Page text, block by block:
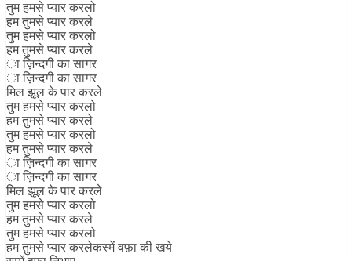
तुम हमसे प्यार करलो
हम तुमसे प्यार करले
तुम हमसे प्यार करलो
हम तुमसे प्यार करले
ा ज़िन्दगी का सागर
ा ज़िन्दगी का सागर
मिल झूल के पार करले
तुम हमसे प्यार करलो
हम तुमसे प्यार करले
तुम हमसे प्यार करलो
हम तुमसे प्यार करले
ा ज़िन्दगी का सागर
ा ज़िन्दगी का सागर
मिल झूल के पार करले
तुम हमसे प्यार करलो
हम तुमसे प्यार करले
तुम हमसे प्यार करलो
हम तुमसे प्यार करलेकस्में वफ़ा की खये